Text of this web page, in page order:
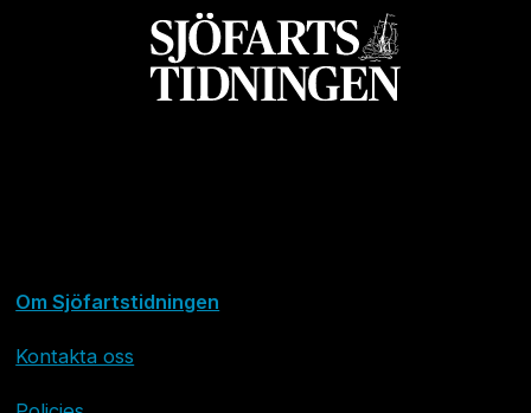
Om Sjöfartstidningen
Kontakta oss